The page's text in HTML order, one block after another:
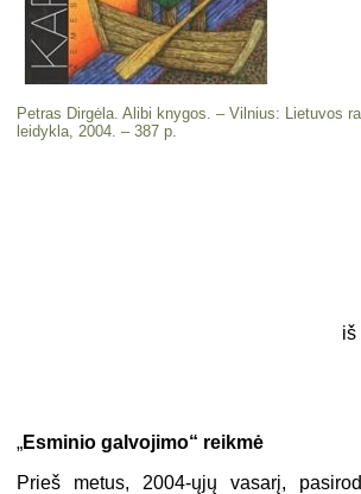
Petras Dirgėla. Alibi knygos. – Vilnius: Lietuvos
leidykla, 2004. – 387 p.
iš
„Esminio galvojimo“ reikmė
Prieš metus, 2004-ųjų vasarį,